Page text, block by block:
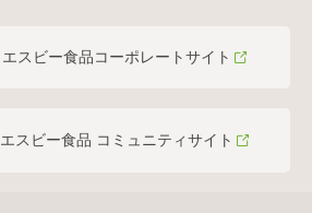
エスビー食品コーポレートサイト
エスビー食品 コミュニティサイト